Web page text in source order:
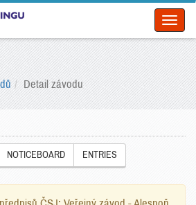
Detail závodu
NOTICEBOARD ENTRIES